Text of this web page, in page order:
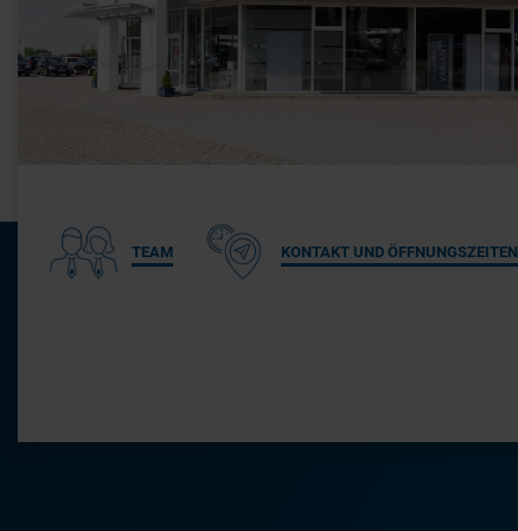
TEAM KONTAKT UND ÖFFNUNGSZEITEN